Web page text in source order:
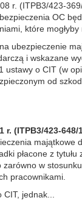
r. (ITPB3/423-
OC
które mogłyby
ubezpieczenie
i wskazane
ustawy o CIT (w
od
(ITPB3/423-648/
majątkowe
płacone z
w
pracownikami.
jednak...